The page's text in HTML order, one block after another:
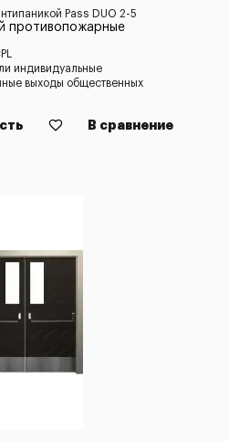
Pass DUO 2-5
противопожарные
индивидуальные
выходы общественных
В сравнение